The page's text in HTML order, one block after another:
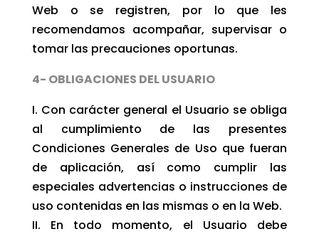
Web o se registren, por lo que les
recomendamos acompañar, supervisar o
tomar las precauciones oportunas.
4- OBLIGACIONES DEL USUARIO
I. Con carácter general el Usuario se obliga
al cumplimiento de las presentes
Condiciones Generales de Uso que fueran
de aplicación, así como cumplir las
especiales advertencias o instrucciones de
uso contenidas en las mismas o en la Web.
II. En todo momento, el Usuario debe